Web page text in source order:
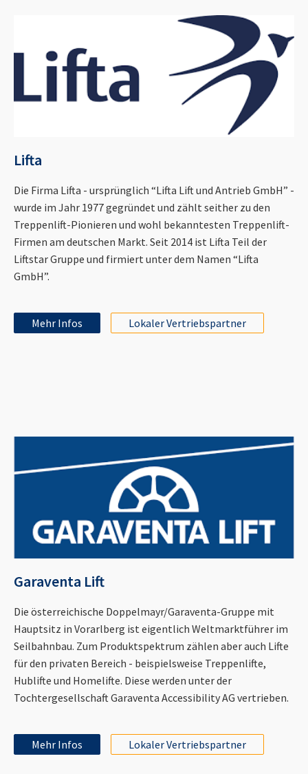
Lifta
Die Firma Lifta - ursprünglich “Lifta Lift und Antrieb GmbH” -
wurde im Jahr 1977 gegründet und zählt seither zu den
Treppenlift-Pionieren und wohl bekanntesten Treppenlift-
Firmen am deutschen Markt. Seit 2014 ist Lifta Teil der
Liftstar Gruppe und firmiert unter dem Namen “Lifta
GmbH”.
Mehr Infos Lokaler Vertriebspartner
Garaventa Lift
Die österreichische Doppelmayr/Garaventa-Gruppe mit
Hauptsitz in Vorarlberg ist eigentlich Weltmarktführer im
Seilbahnbau. Zum Produktspektrum zählen aber auch Lifte
für den privaten Bereich - beispielsweise Treppenlifte,
Hublifte und Homelifte. Diese werden unter der
Tochtergesellschaft Garaventa Accessibility AG vertrieben.
Mehr Infos Lokaler Vertriebspartner